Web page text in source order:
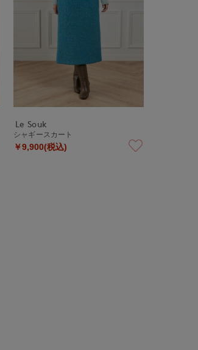
Le Souk
シャギースカート
￥9,900(税込)